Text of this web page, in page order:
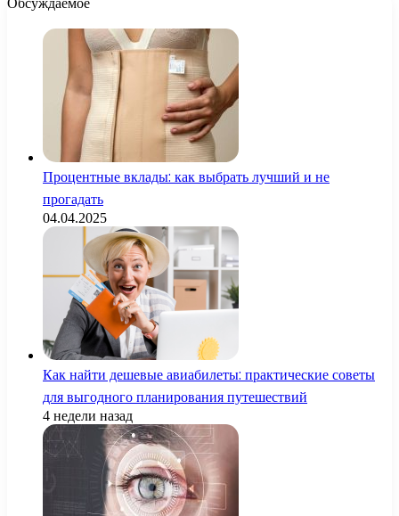
Процентные вклады: как выбрать лучший и не
прогадать
04.04.2025
Как найти дешевые авиабилеты: практические советы
для выгодного планирования путешествий
4 недели назад